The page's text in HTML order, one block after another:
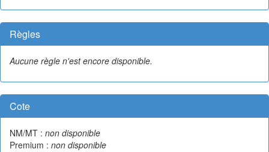
Règles
Aucune règle n'est encore disponible.
Cote
NM/MT : non disponible
Premium : non disponible